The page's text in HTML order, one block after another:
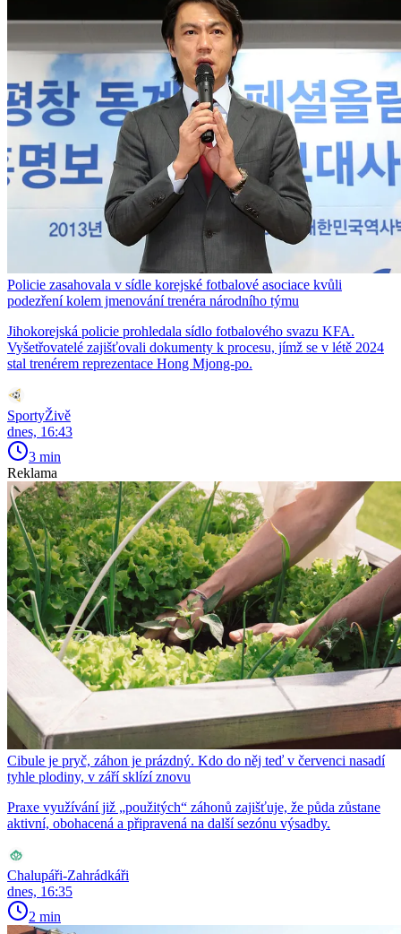
Policie zasahovala v sídle korejské fotbalové asociace kvůli
podezření kolem jmenování trenéra národního týmu
Jihokorejská policie prohledala sídlo fotbalového svazu KFA.
Vyšetřovatelé zajišťovali dokumenty k procesu, jímž se v létě 2024
stal trenérem reprezentace Hong Mjong-po.
SportyŽivě
dnes, 16:43
3 min
Reklama
Cibule je pryč, záhon je prázdný. Kdo do něj teď v červenci nasadí
tyhle plodiny, v září sklízí znovu
Praxe využívání již „použitých“ záhonů zajišťuje, že půda zůstane
aktivní, obohacená a připravená na další sezónu výsadby.
Chalupáři-Zahrádkáři
dnes, 16:35
2 min